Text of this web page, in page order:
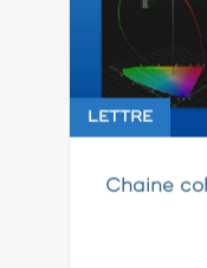
LETTRE
Chaine